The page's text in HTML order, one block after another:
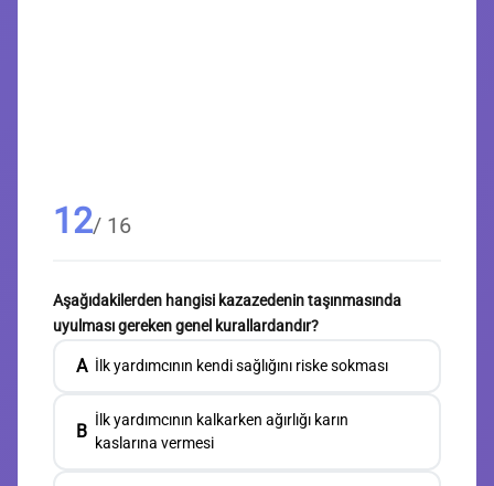
12/ 16
Aşağıdakilerden hangisi kazazedenin taşınmasında
uyulması gereken genel kurallardandır?
A İlk yardımcının kendi sağlığını riske sokması
B
İlk yardımcının kalkarken ağırlığı karın
kaslarına vermesi